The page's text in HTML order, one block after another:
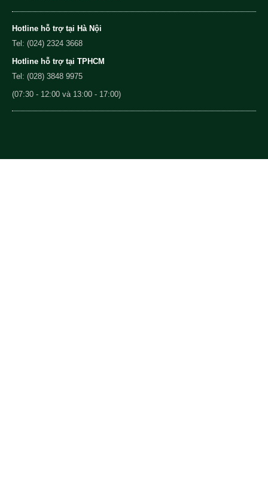
Hotline hỗ trợ tại Hà Nội
Tel: (024) 2324 3668
Hotline hỗ trợ tại TPHCM
Tel: (028) 3848 9975
(07:30 - 12:00 và 13:00 - 17:00)